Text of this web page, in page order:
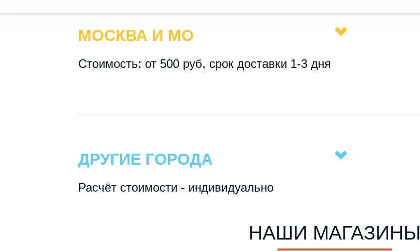
МОСКВА И МО
Стоимость: от 500 руб, срок доставки 1-3 дня
ДРУГИЕ ГОРОДА
Расчёт стоимости - индивидуально
НАШИ МАГАЗИНЫ